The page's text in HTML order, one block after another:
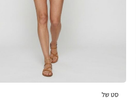
סט של